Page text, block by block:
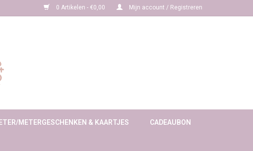
0 Artikelen - €0,00 Mijn account / Registreren
METERGESCHENKEN & KAARTJES CADEAUBON